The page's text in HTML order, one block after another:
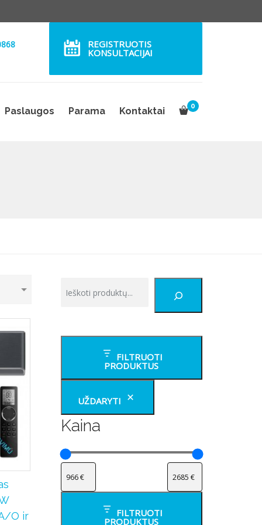
REGISTRUOTIS
KONSULTACIJAI
Paslaugos Parama Kontaktai 0
O ir
paieška
FILTRUOTI
PRODUKTUS
UŽDARYTI
Kaina
FILTRUOTI
PRODUKTUS